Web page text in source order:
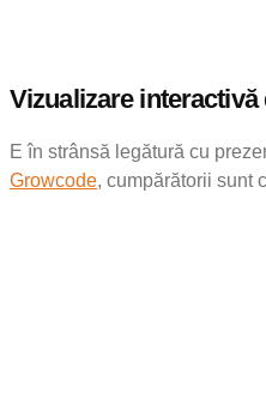
Vizualizare interactivă
E în strânsă legătură cu
Growcode, cumpărătorii sunt